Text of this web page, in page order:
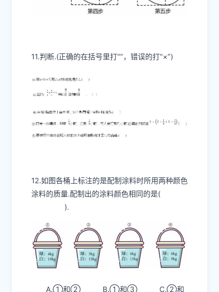
11.判断.(正确的在括号里打“”，错误的打“×”)
12.如图各桶上标注的是配制涂料时所用两种颜色
涂料的质量.配制出的涂料颜色相同的是(
).
A.①和② B.①和③ C.②和